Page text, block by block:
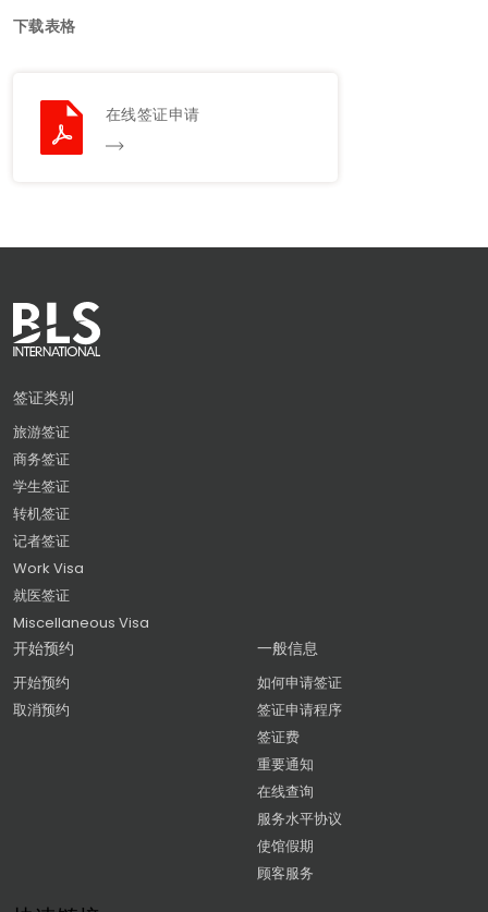
下载表格
在线签证申请
签证类别
旅游签证
商务签证
学生签证
转机签证
记者签证
Work Visa
就医签证
Miscellaneous Visa
开始预约
开始预约
取消预约
一般信息
如何申请签证
签证申请程序
签证费
重要通知
在线查询
服务水平协议
使馆假期
顾客服务